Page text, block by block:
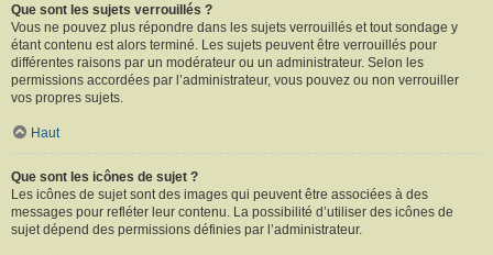
Que sont les sujets verrouillés ?
Vous ne pouvez plus répondre dans les sujets verrouillés et tout sondage y
étant contenu est alors terminé. Les sujets peuvent être verrouillés pour
différentes raisons par un modérateur ou un administrateur. Selon les
permissions accordées par l’administrateur, vous pouvez ou non verrouiller
vos propres sujets.
Haut
Que sont les icônes de sujet ?
Les icônes de sujet sont des images qui peuvent être associées à des
messages pour refléter leur contenu. La possibilité d’utiliser des icônes de
sujet dépend des permissions définies par l’administrateur.